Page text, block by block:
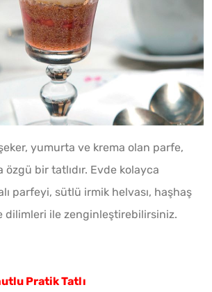
yumurta ve krema olan parfe,
özgü bir tatlıdır. Evde kolayca
parfeyi, sütlü irmik helvası, haşhaş
dilimleri ile zenginleştirebilirsiniz.
Pratik Tatlı